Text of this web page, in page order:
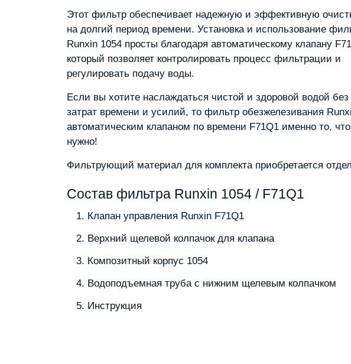
Этот фильтр обеспечивает надежную и эффективную
на долгий период времени. Установка и использование
Runxin 1054 просты благодаря автоматическому клапану
который позволяет контролировать процесс фильтрации и
регулировать подачу воды.
Если вы хотите наслаждаться чистой и здоровой водой
затрат времени и усилий, то фильтр обезжелезивания
автоматическим клапаном по времени F71Q1 именно то,
нужно!
Фильтрующий материал для комплекта приобретается
Состав фильтра Runxin 1054 / F71Q1
Клапан управления Runxin F71Q1
Верхний щелевой колпачок для клапана
Композитный корпус 1054
Водоподъемная труба с нижним щелевым колпачком
Инструкция